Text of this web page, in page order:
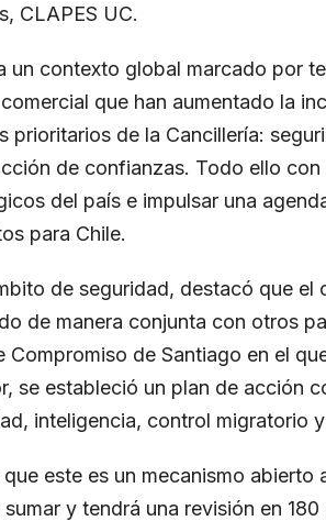
CLAPES UC.
un contexto global marcado por
que han aumentado la
prioritarios de la Cancillería:
de confianzas. Todo ello
del país e impulsar una
para Chile.
de seguridad, destacó que
de manera conjunta con otros
Compromiso de Santiago en el
se estableció un plan de acción
inteligencia, control migratorio
que este es un mecanismo
sumar y tendrá una revisión en